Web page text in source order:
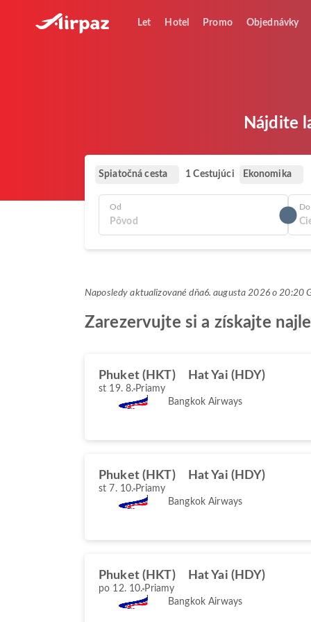
Let Hotel Promo Objednávky
Nájdite
Spiatočná cesta 1 Cestujúci Ekonomika
Od Do
Naposledy aktualizované dňa6. augusta 2026 o 20:20
Zarezervujte si a získajte
Phuket (HKT) Hat Yai (HDY)
st 19. 8. Priamy
Bangkok Airways
Phuket (HKT) Hat Yai (HDY)
st 7. 10. Priamy
Bangkok Airways
Phuket (HKT) Hat Yai (HDY)
po 12. 10. Priamy
Bangkok Airways